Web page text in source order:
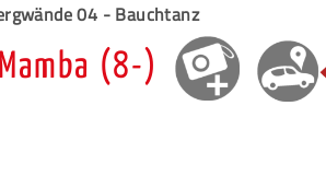
04 - Bauchtanz
(8-)